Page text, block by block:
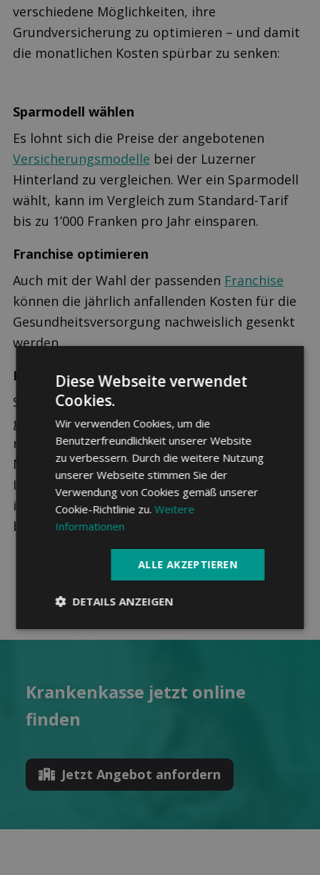
verschiedene Möglichkeiten, ihre
Grundversicherung zu optimieren – und damit
die monatlichen Kosten spürbar zu senken:
Sparmodell wählen
Es lohnt sich die Preise der angebotenen
Versicherungsmodelle bei der Luzerner
Hinterland zu vergleichen. Wer ein Sparmodell
wählt, kann im Vergleich zum Standard-Tarif
bis zu 1’000 Franken pro Jahr einsparen.
Franchise optimieren
Auch mit der Wahl der passenden Franchise
können die jährlich anfallenden Kosten für die
Gesundheitsversorgung nachweislich gesenkt
werden.
Krankenkasse wechseln
Sollte eine andere Krankenkasse einen deutlich
günstigeren Tarif bieten, ist es ausserdem
möglich den Anbieter zu wechseln, ohne dabei
Nachteile in Kauf nehmen zu müssen. Wie hoch
Ihre Prämie in diesem Fall ausfällt, können Sie
im
Krankenkassenvergleich 2026
berechnen.
Kranken­kasse jetzt online
finden
Jetzt Angebot anfordern
Diese Webseite verwendet
Cookies.
Wir verwenden Cookies, um die
Benutzerfreundlichkeit unserer Website
zu verbessern. Durch die weitere Nutzung
unserer Webseite stimmen Sie der
Verwendung von Cookies gemäß unserer
Cookie-Richtlinie zu.Weitere
Informationen
ALLE AKZEPTIEREN
DETAILS ANZEIGEN